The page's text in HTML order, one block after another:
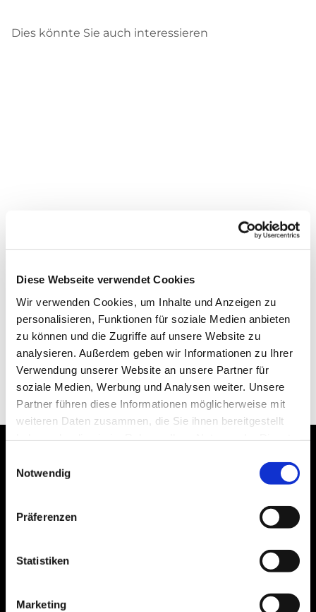
Diese Webseite verwendet Cookies
Wir verwenden Cookies, um Inhalte und Anzeigen zu
personalisieren, Funktionen für soziale Medien anbieten
zu können und die Zugriffe auf unsere Website zu
analysieren. Außerdem geben wir Informationen zu Ihrer
Verwendung unserer Website an unsere Partner für
soziale Medien, Werbung und Analysen weiter. Unsere
Partner führen diese Informationen möglicherweise mit
weiteren Daten zusammen, die Sie ihnen bereitgestellt
Notwendig
Präferenzen
Statistiken
Marketing
Dies könnte Sie auch interessieren
99089 Erfurt, Thüringen
um diese Karte anzuzeigen.